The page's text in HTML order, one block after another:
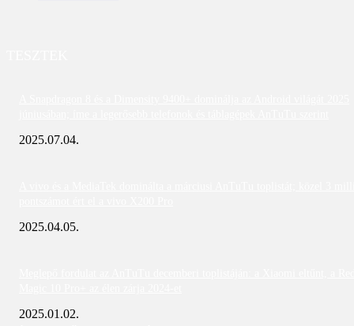
2025.07.04.
2025.04.05.
2025.01.02.